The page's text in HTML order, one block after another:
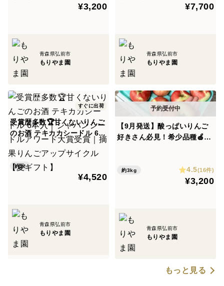
¥3,200
青森県弘前市
もりやま園
用・低農薬 キズなし良品¥7,700
青森県弘前市
もりやま園
すぐに出荷
受賞歴多数🏆甘くないりんご
のお酒 テキカカシードル 6本
入｜ジャパンシードルアワー
ド大賞受賞｜摘果りんごアッ
プサイクル【夏ギフト】
約2ℓ
¥4,520
青森県弘前市
もりやま園
【9月発送】酸っぱいりんご
好きさん必見！希少品種🍎彩
ご🍎キズなし良品
約3kg 4.5(16件)
¥3,200
青森県弘前市
もりやま園
もっと見る